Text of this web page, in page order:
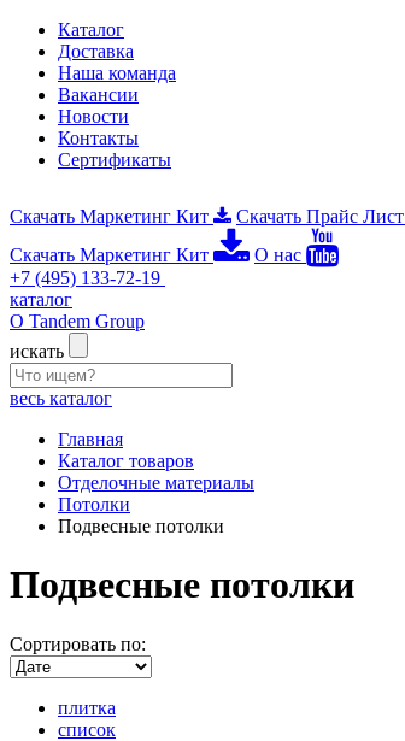
Каталог
Доставка
Наша команда
Вакансии
Новости
Контакты
Сертификаты
Скачать Маркетинг Кит Скачать Прайс Лист
Скачать Маркетинг Кит
О нас
+7 (495) 133-72-19
каталог
О Tandem Group
искать
весь каталог
Главная
Каталог товаров
Отделочные материалы
Потолки
Подвесные потолки
Подвесные потолки
Сортировать по:
плитка
список